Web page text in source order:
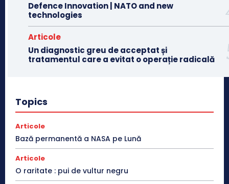
Defence Innovation | NATO and new
technologies
Articole
Un diagnostic greu de acceptat și
tratamentul care a evitat o operație radicală
Topics
Articole
Bază permanentă a NASA pe Lună
Articole
O raritate : pui de vultur negru